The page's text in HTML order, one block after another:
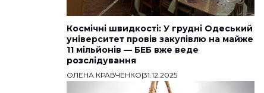
Космічні швидкості: У грудні Одеський
університет провів закупівлю на майже
11 мільйонів — БЕБ вже веде
розслідування
ОЛЕНА КРАВЧЕНКО|31.12.2025